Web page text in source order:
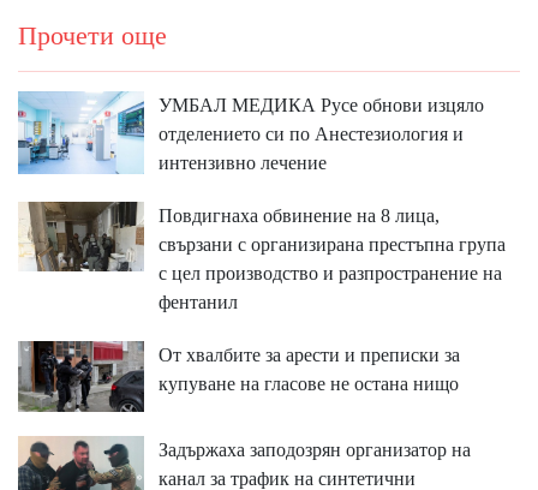
Прочети още
УМБАЛ МЕДИКА Русе обнови изцяло
отделението си по Анестезиология и
интензивно лечение
Повдигнаха обвинение на 8 лица,
свързани с организирана престъпна група
с цел производство и разпространение на
фентанил
От хвалбите за арести и преписки за
купуване на гласове не остана нищо
Задържаха заподозрян организатор на
канал за трафик на синтетични